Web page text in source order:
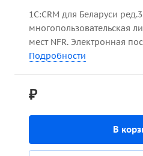
1С:CRM для Беларуси
многопользовательская
мест NFR. Электронная
Подробности
₽
В